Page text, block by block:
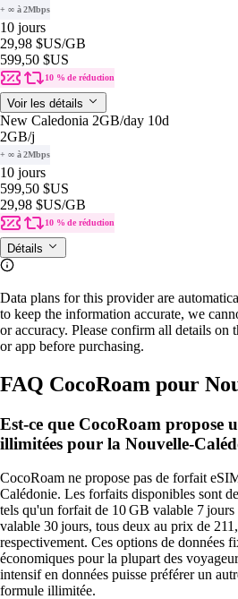
+ ∞ à 2Mbps
10 jours
29,98 $US/GB
599,50 $US
10 % de réduction
Voir les détails
New Caledonia 2GB/day 10d
2GB/j
+ ∞ à 2Mbps
10 jours
599,50 $US
29,98 $US/GB
10 % de réduction
Détails
Data plans for this provider are
to keep the information accurate, we
or accuracy. Please confirm all details
or app before purchasing.
FAQ CocoRoam pour
Est-ce que CocoRoam propose
illimitées pour la Nouvelle-
CocoRoam ne propose pas de forfait
Calédonie. Les forfaits disponibles sont
tels qu'un forfait de 10 GB valable 7
valable 30 jours, tous deux au prix de
respectivement. Ces options de données
économiques pour la plupart des
intensif en données puisse préférer un
formule illimitée.